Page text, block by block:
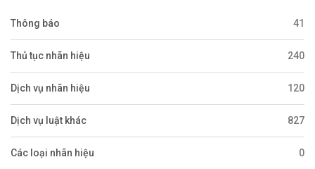
Thông báo 41
Thủ tục nhãn hiệu 240
Dịch vụ nhãn hiệu 120
Dịch vụ luật khác 827
Các loại nhãn hiệu 0